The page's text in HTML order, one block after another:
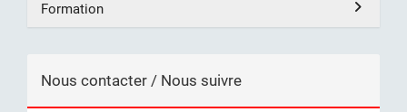
Formation
Nous contacter / Nous suivre